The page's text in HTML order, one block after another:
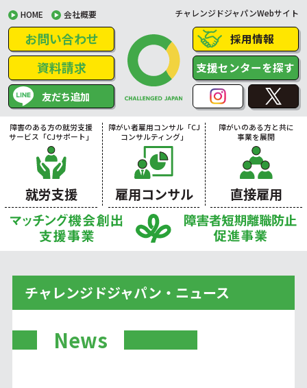
HOME 会社概要 チャレンジドジャパンWebサイト
お問い合わせ
資料請求
友だち追加
採用情報
支援センターを探す
障害のある方の就労支援
サービス「CJサポート」
就労支援
障がい者雇用コンサル「CJ
コンサルティング」
雇用コンサル
障がいのある方と共に
事業を展開
直接雇用
チャレンジドジャパン・ニュース
News